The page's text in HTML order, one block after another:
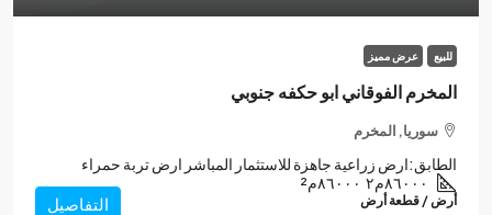
للبيع عرض مميز
المخرم الفوقاني ابو حكفه جنوبي
سوريا, المخرم
الطابق:ارض زراعية جاهزة للاستثمار المباشر ارض تربة حمراء
٨٦٠٠٠م٢
٨٦٠٠٠م²
أرض / قطعة أرض التفاصيل